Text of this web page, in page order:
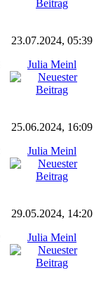
23.07.2024, 05:39
Julia Meinl
25.06.2024, 16:09
Julia Meinl
29.05.2024, 14:20
Julia Meinl